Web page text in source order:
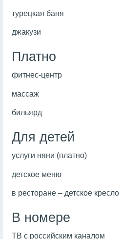
турецкая баня
джакузи
Платно
фитнес-центр
массаж
бильярд
Для детей
услуги няни (платно)
детское меню
в ресторане – детское кресло
В номере
ТВ с российским каналом